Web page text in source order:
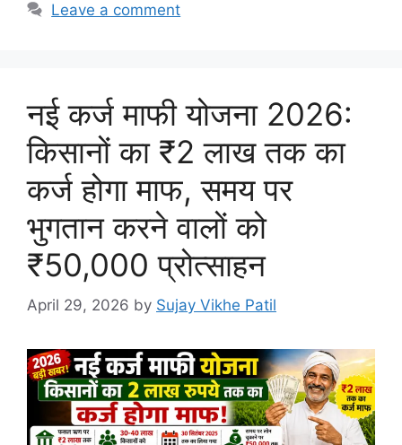
Leave a comment
नई कर्ज माफी योजना 2026:
किसानों का ₹2 लाख तक का
कर्ज होगा माफ, समय पर
भुगतान करने वालों को
₹50,000 प्रोत्साहन
April 29, 2026 by Sujay Vikhe Patil